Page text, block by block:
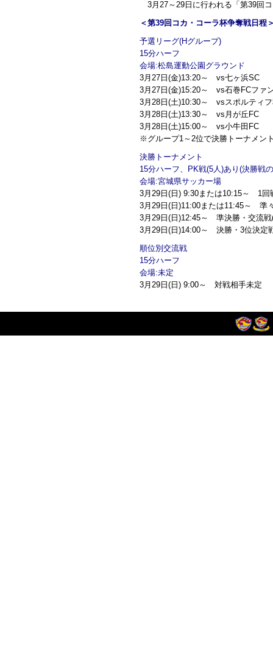
3月27～29日に行われる「第39回
＜第39回コカ・コーラ杯争奪戦日程
予選リーグ(Hグループ)
15分ハーフ
会場:松島運動公園グラウンド
3月27日(金)13:20～ vs七ヶ浜SC
3月27日(金)15:20～ vs石巻FCファ
3月28日(土)10:30～ vsスポルティ
3月28日(土)13:30～ vs月が丘FC
3月28日(土)15:00～ vs小牛田FC
※グループ1～2位で決勝トーナメン
決勝トーナメント
15分ハーフ、PK戦(5人)あり(決勝戦
会場:宮城県サッカー場
3月29日(日) 9:30または10:15～ 1回
3月29日(日)11:00または11:45～ 準
3月29日(日)12:45～ 準決勝・交流戦
3月29日(日)14:00～ 決勝・3位決定
順位別交流戦
15分ハーフ
会場:未定
3月29日(日) 9:00～ 対戦相手未定